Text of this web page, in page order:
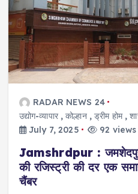
RADAR NEWS 24
उद्योग-व्यापार,कोल्हान,ड्रीम होम,
July 7, 2025
92 views
Jamshrdpur :
की रजिस्ट्री की दर एक
चैंबर